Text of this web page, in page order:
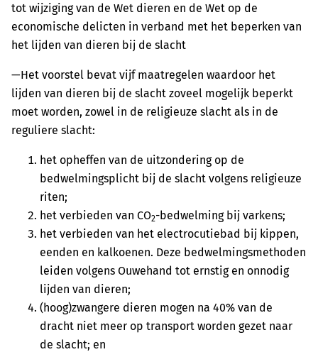
tot wijziging van de Wet dieren en de Wet op de
economische delicten in verband met het beperken van
het lijden van dieren bij de slacht
—Het voorstel bevat vijf maatregelen waardoor het
lijden van dieren bij de slacht zoveel mogelijk beperkt
moet worden, zowel in de religieuze slacht als in de
reguliere slacht:
het opheffen van de uitzondering op de
bedwelmingsplicht bij de slacht volgens religieuze
riten;
het verbieden van CO2-bedwelming bij varkens;
het verbieden van het electrocutiebad bij kippen,
eenden en kalkoenen. Deze bedwelmingsmethoden
leiden volgens Ouwehand tot ernstig en onnodig
lijden van dieren;
(hoog)zwangere dieren mogen na 40% van de
dracht niet meer op transport worden gezet naar
de slacht; en